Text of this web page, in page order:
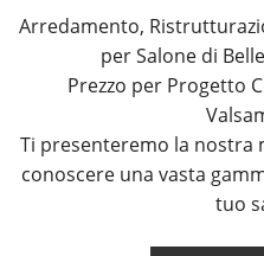
Arredamento,
per Salone di
Prezzo per Progetto
Ti presenteremo la nostra
conoscere una vasta
tuo